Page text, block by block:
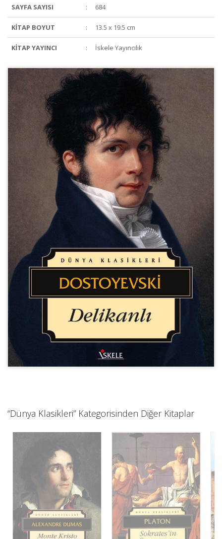
SAYFA SAYISI : 684
KİTAP BOYUT : 13.5 x 19.5 cm
KİTAP YAYINCI : İskele Yayıncılık
“Dünya Klasikleri” Kategorisinden Diğer Kitaplar